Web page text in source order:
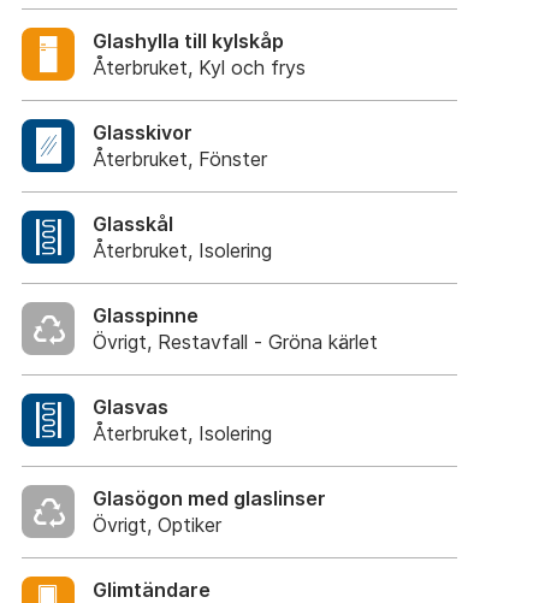
Glashylla till kylskåp
Återbruket, Kyl och frys
Glasskivor
Återbruket, Fönster
Glasskål
Återbruket, Isolering
Glasspinne
Övrigt, Restavfall - Gröna kärlet
Glasvas
Återbruket, Isolering
Glasögon med glaslinser
Övrigt, Optiker
Glimtändare